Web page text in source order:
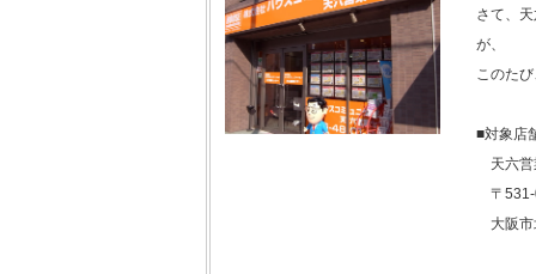
さて、
が、
このた
■対象店
天六営
〒531-
大阪市